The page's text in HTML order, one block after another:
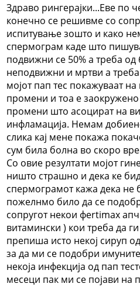
Здраво рингерајки...Еве по
конечно се решивме со
испитување зошто и како
спермограм каде што
подвижни се 50% а треба од
неподвижни и мртви а треба
мојот пап тес покажуваат
промени и тоа е
промени што асоцират на
инфламација. Немам
слика кај мене покажа
сум била болна во скоро
Со овие резултати мојот
ништо страшно и дека ке
спермограмот кажа дека не
пожелнмо било да се
сопругот некои фertimax
витамински ) кои треба да
препиша исто некој сируп
за да ми се подобри
некоја инфекција од пап
месеци пак ми се појави на